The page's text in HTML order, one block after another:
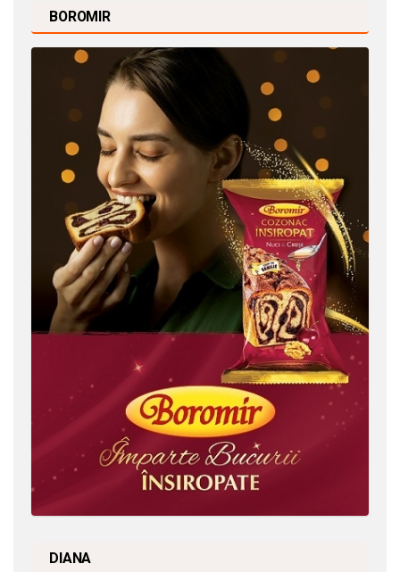
BOROMIR
DIANA